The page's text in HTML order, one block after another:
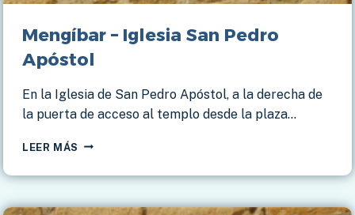
Mengíbar – Iglesia San Pedro
Apóstol
En la Iglesia de San Pedro Apóstol, a la derecha de
la puerta de acceso al templo desde la plaza…
LEER MÁS MENGÍBAR
IGLESIA
PEDRO